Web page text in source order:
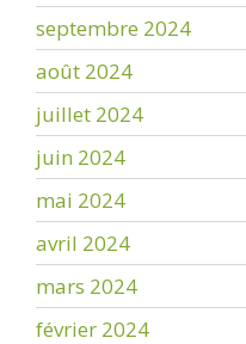
septembre 2024
août 2024
juillet 2024
juin 2024
mai 2024
avril 2024
mars 2024
février 2024